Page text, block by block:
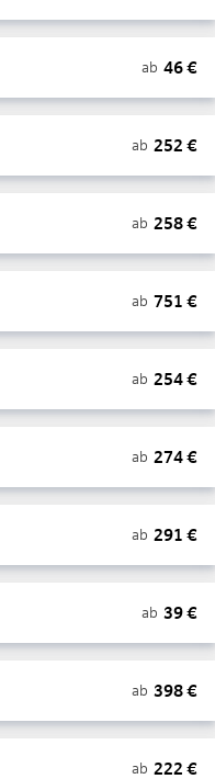
ab 46€
ab 252 €
ab 258€
ab 751 €
ab 254€
ab 274€
ab 291 €
ab 39€
ab 398€
ab 222 €